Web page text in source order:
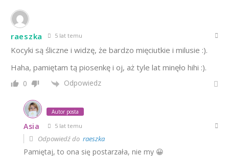
raeszka 5 lat temu
Kocyki są śliczne i widzę, że bardzo mięciutkie i milusie :).
Haha, pamiętam tą piosenkę i oj, aż tyle lat minęło hihi :).
0 Odpowiedz
Autor posta
Asia 5 lat temu
Odpowiedź do raeszka
Pamiętaj, to ona się postarzała, nie my 😀